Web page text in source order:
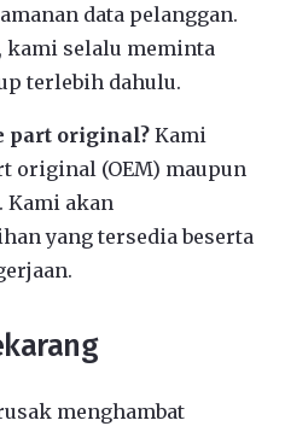
data pelanggan.
selalu meminta
terlebih dahulu.
part original? Kami
original (OEM) maupun
Kami akan
yang tersedia beserta
menghambat